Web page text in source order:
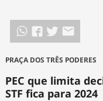
PRAÇA DOS TRÊS PODERES
PEC que limita
STF fica para 2024